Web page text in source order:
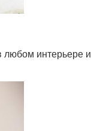
любом интерьере и